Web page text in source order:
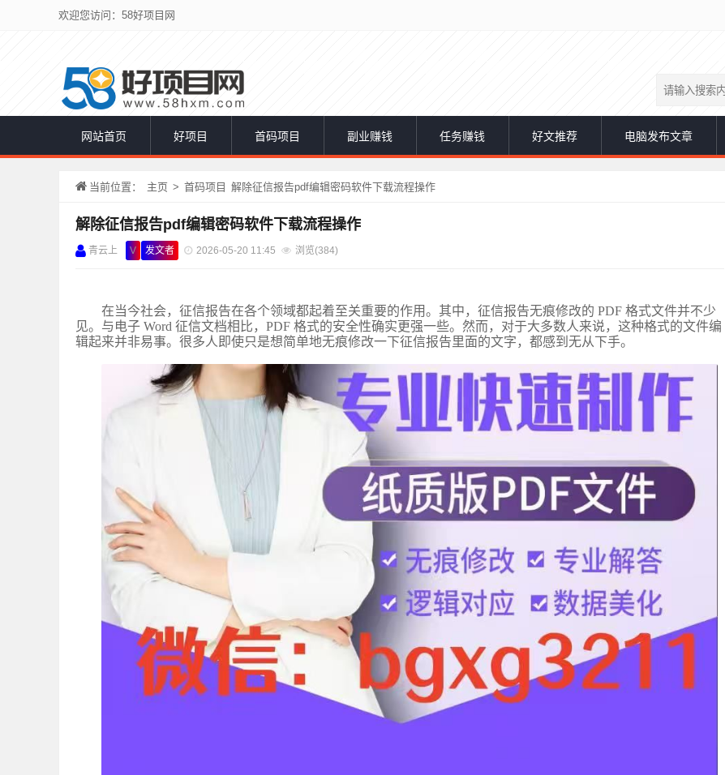
欢迎您访问：58好项目网
网站首页 好项目 首码项目 副业赚钱 任务赚钱 好文推荐 电脑发布文章
当前位置： 主页 > 首码项目 解除征信报告pdf编辑密码软件下载流程操作
解除征信报告pdf编辑密码软件下载流程操作
青云上 V 发文者 2026-05-20 11:45 浏览(384)
在当今社会，征信报告在各个领域都起着至关重要的作用。其中，征信报告无痕修改的 PDF 格式文件并不少
见。与电子 Word 征信文档相比，PDF 格式的安全性确实更强一些。然而，对于大多数人来说，这种格式的文件编
辑起来并非易事。很多人即使只是想简单地无痕修改一下征信报告里面的文字，都感到无从下手。